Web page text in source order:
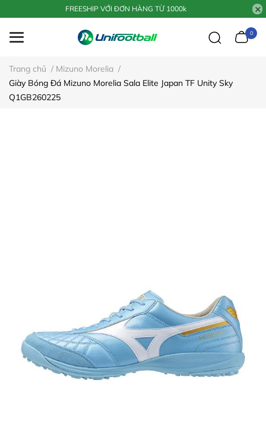
FREESHIP VỚI ĐƠN HÀNG TỪ 1000k
0
Trang chủ / Mizuno Morelia /
Giày Bóng Đá Mizuno Morelia Sala Elite Japan TF Unity Sky
Q1GB260225